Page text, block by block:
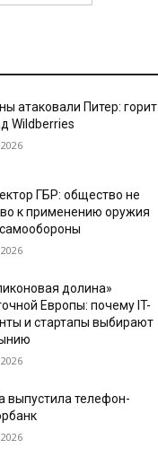
атаковали Питер: горит
Wildberries
ГБР: общество не
к применению оружия
долина»
Европы: почему IT-
и стартапы выбирают
выпустила телефон-